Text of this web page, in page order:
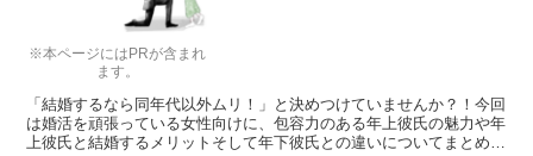
※本ページにはPRが含まれ
ます。
「結婚するなら同年代以外ムリ！」と決めつけていませんか？！今回
は婚活を頑張っている女性向けに、包容力のある年上彼氏の魅力や年
上彼氏と結婚するメリットそして年下彼氏との違いについてまとめて